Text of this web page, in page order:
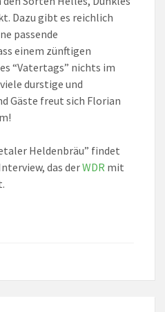
Dazu gibt es reichlich
passende
einem zünftigen
“Vatertags” nichts im
durstige und
Gäste freut sich Florian
Heldenbräu” findet
das derWDR mit